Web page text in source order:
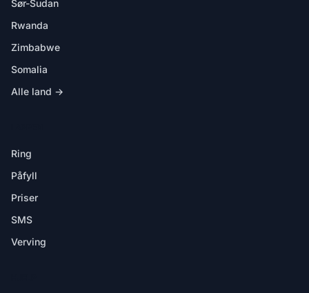
Sør-Sudan
Rwanda
Zimbabwe
Somalia
Alle land →
Ring
Påfyll
Priser
SMS
Verving